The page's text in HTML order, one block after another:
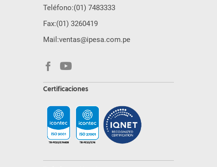
Teléfono:(01) 7483333
Fax:(01) 3260419
Mail:ventas@ipesa.com.pe
Certificaciones